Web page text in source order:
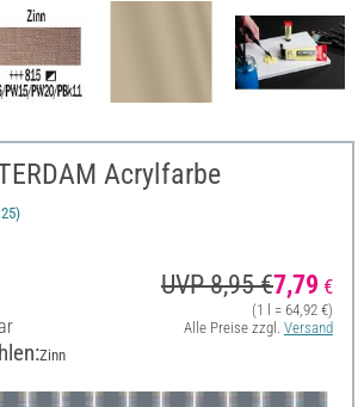
Acrylfarbe
UVP 8,95 €7,79 €
(1 l = 64,92 €)
Alle Preise zzgl. Versand
Zinn